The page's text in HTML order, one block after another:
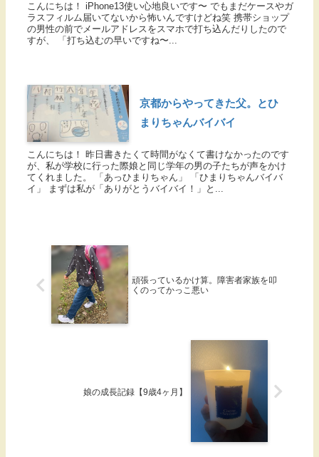
こんにちは！ iPhone13使い心地良いです〜 でもまだケースやガ
ラスフィルム届いてないから怖いんですけどね笑 携帯ショップ
の男性の前でメールアドレスをスマホで打ち込んだりしたので
すが、 「打ち込むの早いですね〜...
京都からやってきた父。とひ
まりちゃんバイバイ
こんにちは！ 昨日書きたくて時間がなくて書けなかったのです
が、私が学校に行った際娘と同じ学年の男の子たちが声をかけ
てくれました。 「あっひまりちゃん」 「ひまりちゃんバイバ
イ」 まずは私が「ありがとうバイバイ！」と...
頑張っているかけ算。障害者家族を叩
くのってかっこ悪い
娘の成長記録【9歳4ヶ月】